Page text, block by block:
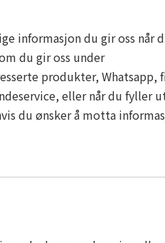
informasjon du gir oss når
du gir oss under
produkter, Whatsapp,
eller når du fyller
du ønsker å motta